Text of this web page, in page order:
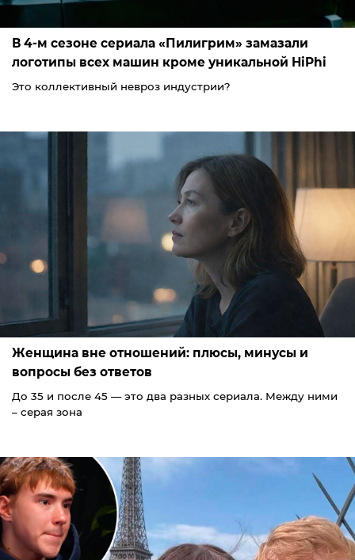
В 4-м сезоне сериала «Пилигрим» замазали
логотипы всех машин кроме уникальной HiPhi
Это коллективный невроз индустрии?
Женщина вне отношений: плюсы, минусы и
вопросы без ответов
До 35 и после 45 — это два разных сериала. Между ними
– серая зона